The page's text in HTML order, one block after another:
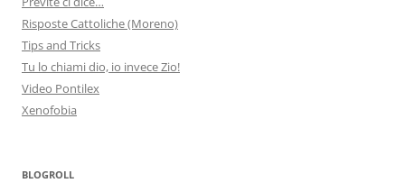
Risposte Cattoliche (Moreno)
Tips and Tricks
Tu lo chiami dio, io invece Zio!
Video Pontilex
Xenofobia
BLOGROLL